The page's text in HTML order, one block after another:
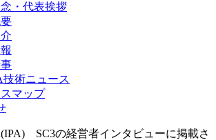
・代表挨拶
技術ニュース
マップ
SC3の経営者インタビューに掲載さ